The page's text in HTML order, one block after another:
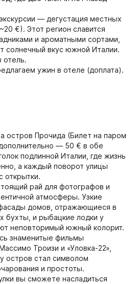
— дегустация местных
€). Этот регион славится
и ароматными сортами,
солнечный вкус южной Италии.
отель.
ужин в отеле (доплата).
остров Прочида (Билет на паром
— 50 € в обе
подлинной Италии, где жизнь
а каждый поворот улицы
открытки.
рай для фотографов и
атмосферы. Узкие
домов, отражающиеся в
бухты, и рыбацкие лодки у
неповторимый южный колорит.
знаменитые фильмы
Троизи и «Уловка-22»,
остров стал символом
и простоты.
вы сможете насладиться